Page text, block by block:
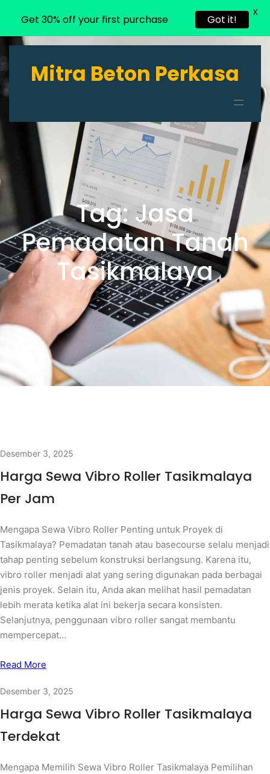
Lewati
ke
konten
Mitra Beton Perkasa
Tag:Jasa
Pemadatan Tanah
Tasikmalaya
Desember 3, 2025
Harga Sewa Vibro Roller Tasikmalaya
Per Jam
Mengapa Sewa Vibro Roller Penting untuk Proyek di
Tasikmalaya? Pemadatan tanah atau basecourse selalu menjadi
tahap penting sebelum konstruksi berlangsung. Karena itu,
vibro roller menjadi alat yang sering digunakan pada berbagai
jenis proyek. Selain itu, Anda akan melihat hasil pemadatan
lebih merata ketika alat ini bekerja secara konsisten.
Selanjutnya, penggunaan vibro roller sangat membantu
mempercepat…
Read More
Desember 3, 2025
Harga Sewa Vibro Roller Tasikmalaya
Terdekat
Mengapa Memilih Sewa Vibro Roller Tasikmalaya Pemilihan
Get 30% off your first purchase Got it!
X